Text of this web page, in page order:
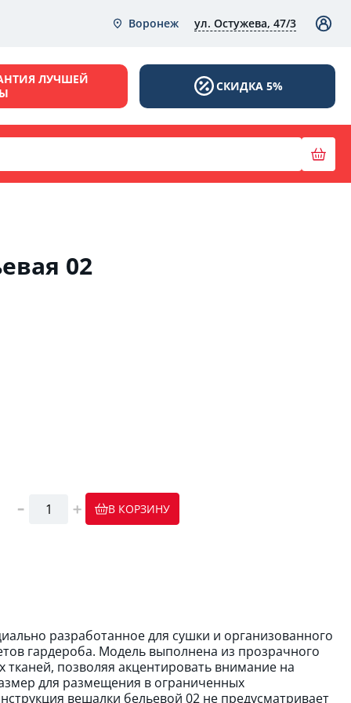
Воронеж ул. Остужева, 47/3
ЛУЧШЕЙ
СКИДКА 5%
02
В КОРЗИНУ
разработанное для сушки и организованного
гардероба. Модель выполнена из прозрачного
позволяя акцентировать внимание на
для размещения в ограниченных
вешалки бельевой 02 не предусматривает